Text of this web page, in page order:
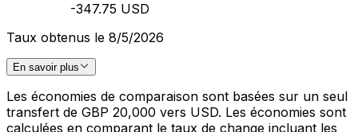
-347.75 USD
Taux obtenus le 8/5/2026
En savoir plus
Les économies de comparaison sont basées sur un seul
transfert de GBP 20,000 vers USD. Les économies sont
calculées en comparant le taux de change incluant les